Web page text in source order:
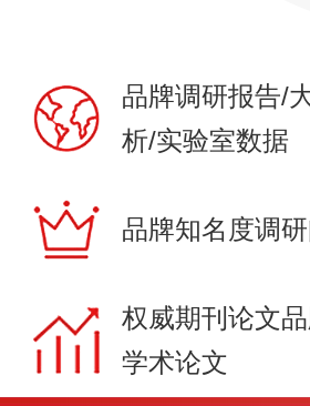
品牌调研报告/
析/实验室数据
品牌知名度调
权威期刊论文
学术论文